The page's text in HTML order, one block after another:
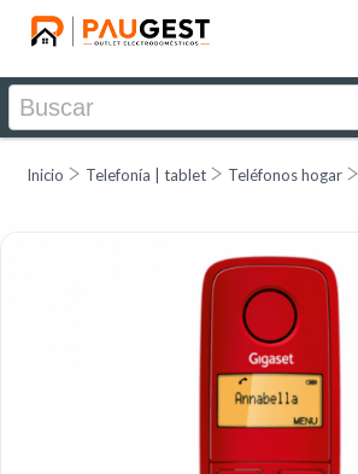
Inicio Telefonía | tablet Teléfonos hogar